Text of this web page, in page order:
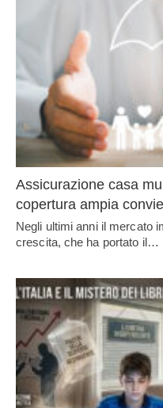
Assicurazione casa
copertura ampia
Negli ultimi anni il mercato
crescita, che ha portato il…